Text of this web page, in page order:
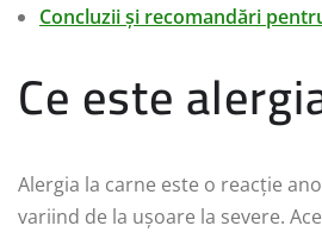
Concluzii și recomandări
Ce este
Alergia la carne este o reacție
variind de la ușoare la severe.